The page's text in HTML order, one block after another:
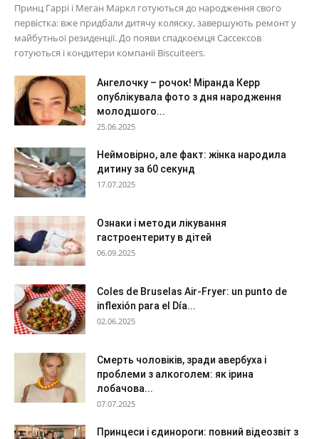
Принц Гаррі і Меган Маркл готуються до народження свого
первістка: вже придбали дитячу коляску, завершують ремонт у
майбутньої резиденції. До появи спадкоємця Сассексов
готуються і кондитери компанії Biscuiteers.
Ангелочку – рочок! Міранда Керр
опублікувала фото з дня народження
молодшого...
25.06.2025
Неймовірно, але факт: жінка народила
дитину за 60 секунд
17.07.2025
Ознаки і методи лікування
гастроентериту в дітей
06.09.2025
Coles de Bruselas Air-Fryer: un punto de
inflexión para el Día...
02.06.2025
Смерть чоловіків, зради авербуха і
проблеми з алкоголем: як ірина
лобачова...
07.07.2025
Принцеси і єдинороги: повний відеозвіт з